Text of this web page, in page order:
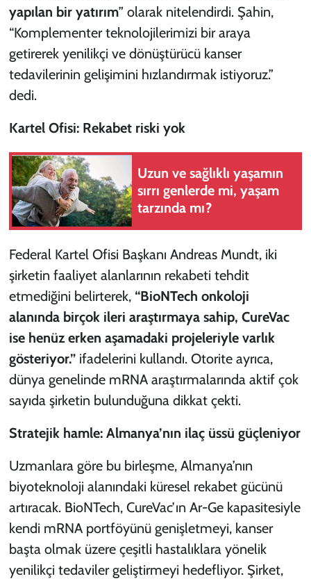
yapılan bir yatırım” olarak nitelendirdi. Şahin,
“Komplementer teknolojilerimizi bir araya
getirerek yenilikçi ve dönüştürücü kanser
tedavilerinin gelişimini hızlandırmak istiyoruz.”
dedi.
Kartel Ofisi: Rekabet riski yok
Uzun ve sağlıklı yaşamın
sırrı genlerde mi, yaşam
tarzında mı?
Federal Kartel Ofisi Başkanı Andreas Mundt, iki
şirketin faaliyet alanlarının rekabeti tehdit
etmediğini belirterek, “BioNTech onkoloji
alanında birçok ileri araştırmaya sahip, CureVac
ise henüz erken aşamadaki projeleriyle varlık
gösteriyor.” ifadelerini kullandı. Otorite ayrıca,
dünya genelinde mRNA araştırmalarında aktif çok
sayıda şirketin bulunduğuna dikkat çekti.
Stratejik hamle: Almanya’nın ilaç üssü güçleniyor
Uzmanlara göre bu birleşme, Almanya’nın
biyoteknoloji alanındaki küresel rekabet gücünü
artıracak. BioNTech, CureVac’ın Ar-Ge kapasitesiyle
kendi mRNA portföyünü genişletmeyi, kanser
başta olmak üzere çeşitli hastalıklara yönelik
yenilikçi tedaviler geliştirmeyi hedefliyor. Şirket,